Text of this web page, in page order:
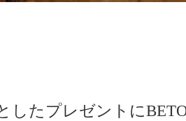
したプレゼントに